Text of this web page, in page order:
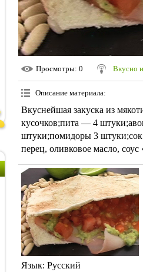
Просмотры: 0 Вкусно
Описание материала:
Вкуснейшая закуска из
кусочков;пита — 4
штуки;помидоры 3
перец, оливковое масло,
Язык: Русский